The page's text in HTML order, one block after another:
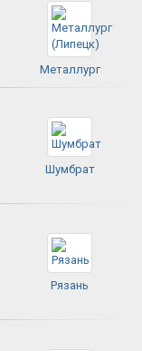
Металлург
Шумбрат
Рязань